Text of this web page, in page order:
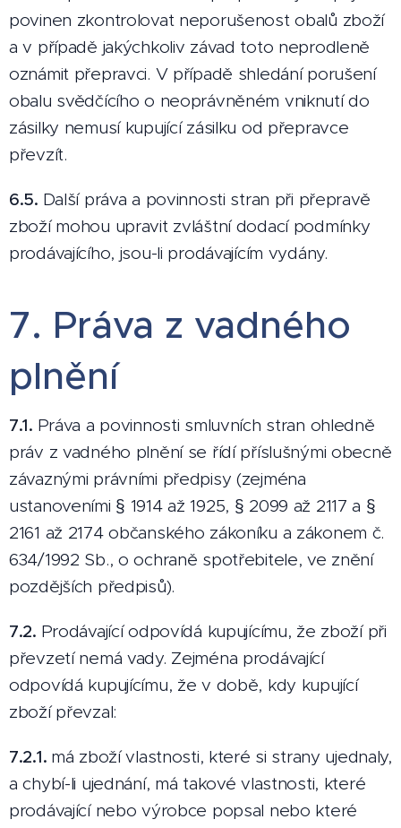
povinen zkontrolovat neporušenost obalů zboží
a v případě jakýchkoliv závad toto neprodleně
oznámit přepravci. V případě shledání porušení
obalu svědčícího o neoprávněném vniknutí do
zásilky nemusí kupující zásilku od přepravce
převzít.
6.5. Další práva a povinnosti stran při přepravě
zboží mohou upravit zvláštní dodací podmínky
prodávajícího, jsou-li prodávajícím vydány.
7. Práva z vadného
plnění
7.1. Práva a povinnosti smluvních stran ohledně
práv z vadného plnění se řídí příslušnými obecně
závaznými právními předpisy (zejména
ustanoveními § 1914 až 1925, § 2099 až 2117 a §
2161 až 2174 občanského zákoníku a zákonem č.
634/1992 Sb., o ochraně spotřebitele, ve znění
pozdějších předpisů).
7.2. Prodávající odpovídá kupujícímu, že zboží při
převzetí nemá vady. Zejména prodávající
odpovídá kupujícímu, že v době, kdy kupující
zboží převzal:
7.2.1. má zboží vlastnosti, které si strany ujednaly,
a chybí-li ujednání, má takové vlastnosti, které
prodávající nebo výrobce popsal nebo které